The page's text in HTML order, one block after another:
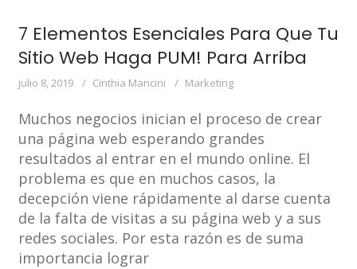
7 Elementos Esenciales Para Que Tu
Sitio Web Haga PUM! Para Arriba
julio 8, 2019 Cinthia Mancini Marketing
Muchos negocios inician el proceso de crear
una página web esperando grandes
resultados al entrar en el mundo online. El
problema es que en muchos casos, la
decepción viene rápidamente al darse cuenta
de la falta de visitas a su página web y a sus
redes sociales. Por esta razón es de suma
importancia lograr